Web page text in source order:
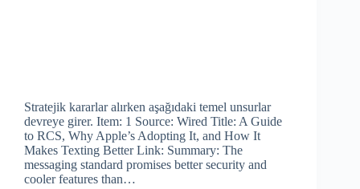
Stratejik kararlar alırken aşağıdaki temel unsurlar
devreye girer. Item: 1 Source: Wired Title: A Guide
to RCS, Why Apple’s Adopting It, and How It
Makes Texting Better Link: Summary: The
messaging standard promises better security and
cooler features than…